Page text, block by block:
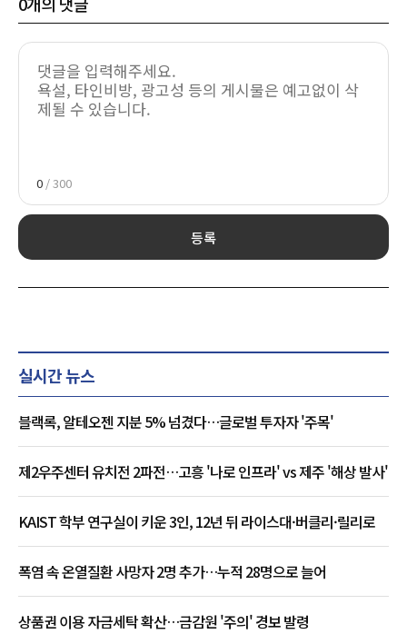
0 / 300
등록
실시간 뉴스
블랙록, 알테오젠 지분 5% 넘겼다…글로벌 투자자 '주목'
제2우주센터 유치전 2파전…고흥 '나로 인프라' vs 제주 '해상 발사'
KAIST 학부 연구실이 키운 3인, 12년 뒤 라이스대·버클리·릴리로
폭염 속 온열질환 사망자 2명 추가…누적 28명으로 늘어
상품권 이용 자금세탁 확산…금감원 '주의' 경보 발령